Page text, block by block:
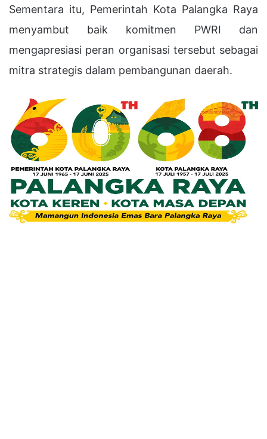
Sementara itu, Pemerintah Kota Palangka Raya
menyambut baik komitmen PWRI dan
mengapresiasi peran organisasi tersebut sebagai
mitra strategis dalam pembangunan daerah.